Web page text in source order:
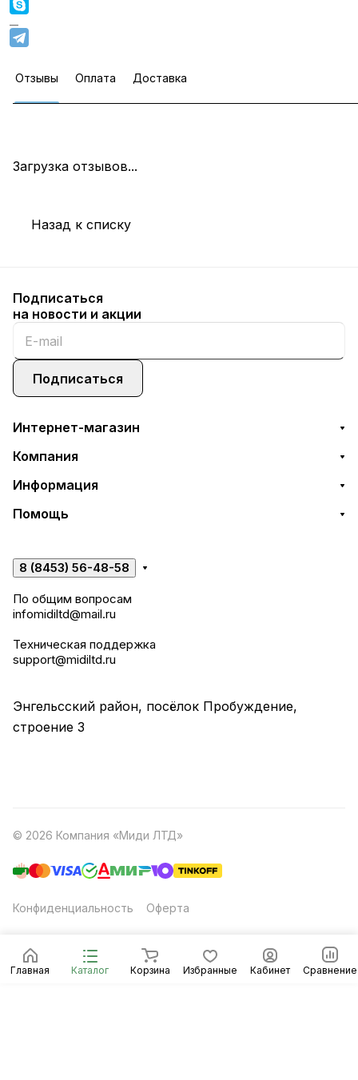
Отзывы Оплата Доставка
Загрузка отзывов...
Назад к списку
Главная Каталог Корзина Избранные Кабинет Сравнение
Подписаться
на новости и акции
Подписаться
Интернет-магазин
Компания
Информация
Помощь
8 (8453) 56-48-58
По общим вопросам
infomidiltd@mail.ru
Техническая поддержка
support@midiltd.ru
Энгельсский район, посёлок Пробуждение,
строение 3
© 2026 Компания «Миди ЛТД»
Конфиденциальность Оферта